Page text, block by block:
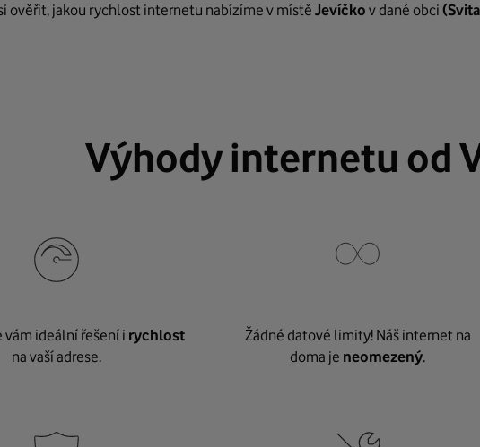
ověřit, jakou rychlost internetu nabízíme v místě Jevíčko v dané obci
Výhody internetu od
vám ideální řešení i rychlost
na vaší adrese.
Žádné datové limity! Náš internet na
doma je neomezený.